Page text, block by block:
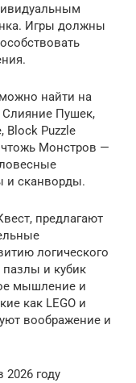
Игры должны
найти на
Слияние Пушек,
Block Puzzle
Монстров —
и сканворды.
предлагают
логического
и кубик
мышление и
как LEGO и
воображение и
году